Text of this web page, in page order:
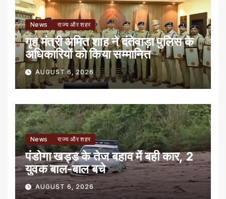
News राज्य और शहर
गृह मंत्री अमित शाह ने दंतेवाड़ा पुलिस के
अधिकारियों को किया सम्मानित
AUGUST 6, 2026
News राज्य और शहर
पंडोगा खड्ड के तेज बहाव में बही कार, 2
युवक बाल-बाल बचे
AUGUST 6, 2026